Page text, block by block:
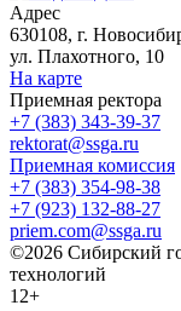
Адрес
630108, г.
ул. Плахотного, 10
На карте
Приемная ректора
+7 (383) 343-39-37
rektorat@ssga.ru
Приемная комиссия
+7 (383) 354-98-38
+7 (923) 132-88-27
priem.com@ssga.ru
©2026 Сибирский
технологий
12+